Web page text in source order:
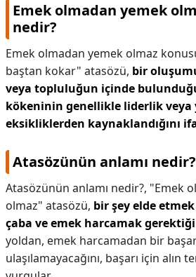
Emek olmadan yemek
nedir?
Emek olmadan yemek olmaz
baştan kokar" atasözü, bir
veya topluluğun içinde
kökeninin genellikle liderlik veya
eksikliklerden kaynaklandığını
Atasözünün anlamı nedir?
Atasözünün anlamı nedir?, "Emek
olmaz" atasözü, bir şey elde
çaba ve emek harcamak
yoldan, emek harcamadan bir
ulaşılamayacağını, başarı için